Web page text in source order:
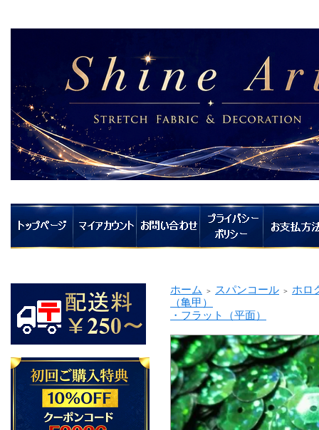
ホーム ＞ スパンコール ＞
ホロ
（亀甲）
・フラット（平面）